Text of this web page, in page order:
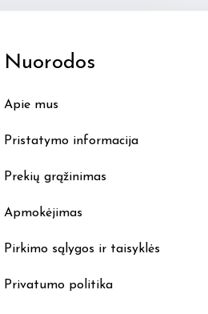
be
page
Nuorodos
Apie mus
Pristatymo informacija
Prekių grąžinimas
Apmokėjimas
Pirkimo sąlygos ir taisyklės
Privatumo politika